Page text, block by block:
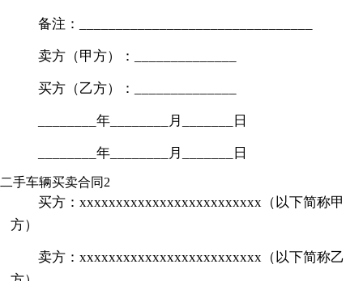
备注：________________________________
卖方（甲方）：______________
买方（乙方）：______________
________年________月_______日
________年________月_______日
二手车辆买卖合同2
买方：xxxxxxxxxxxxxxxxxxxxxxxxx（以下简称甲
方）
卖方：xxxxxxxxxxxxxxxxxxxxxxxxx（以下简称乙